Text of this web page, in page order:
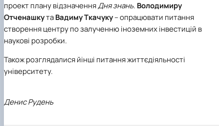
проект плану відзначенняДня знань. Володимиру
ОтченашкутаВадиму Ткачуку– опрацювати питання
створення центру по залученню іноземних інвестицій в
наукові розробки.
Також розглядалися йінші питання життєдіяльності
університету.
Денис Рудень